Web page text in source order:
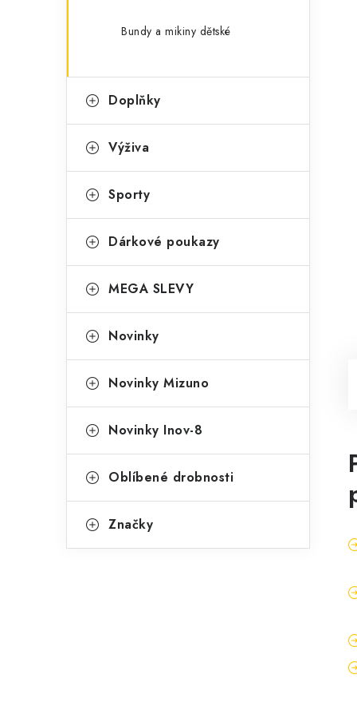
Bundy a mikiny dětské
Doplňky
Výživa
Sporty
Dárkové poukazy
MEGA SLEVY
Novinky
Novinky Mizuno
Novinky Inov-8
Oblíbené drobnosti
Značky